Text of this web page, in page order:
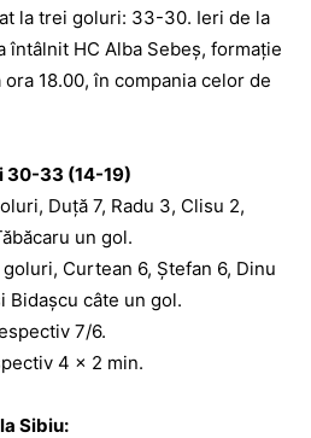
la trei goluri: 33-30. Ieri de la
întâlnit HC Alba Sebeş, formaţie
18.00, în compania celor de
30-33 (14-19)
Duță 7, Radu 3, Clisu 2,
un gol.
Curtean 6, Ștefan 6, Dinu
Bidașcu câte un gol.
7/6.
4 x 2 min.
Sibiu: